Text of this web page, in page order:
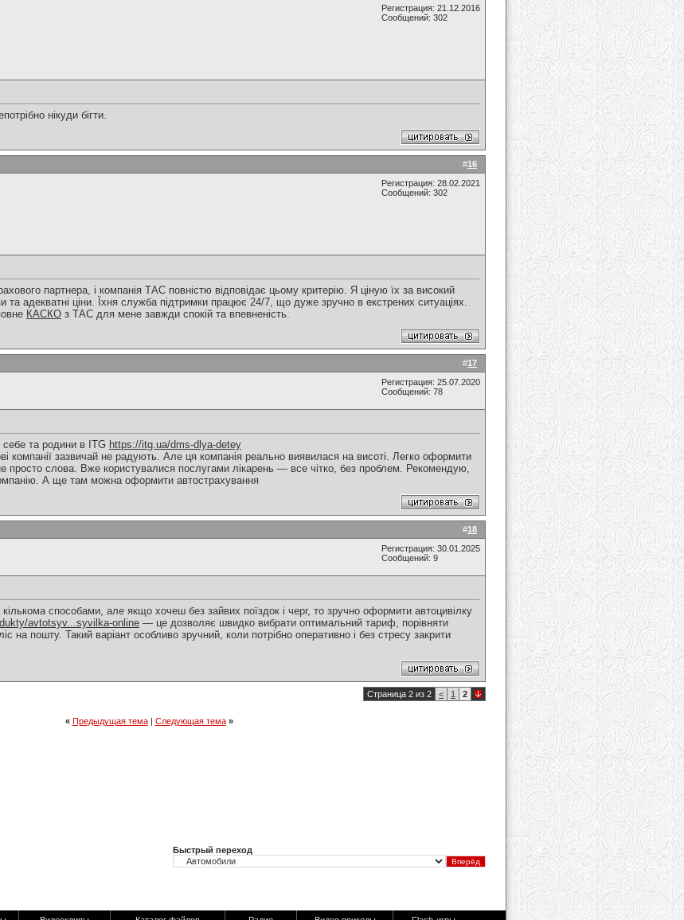
Регистрация: 21.12.2016
Сообщений: 302
нікуди бігти.
#16
Регистрация: 28.02.2021
Сообщений: 302
партнера, і компанія ТАС повністю відповідає цьому критерію. Я ціную їх за високий
та адекватні ціни. Їхня служба підтримки працює 24/7, що дуже зручно в екстрених ситуаціях.
КАСКО з ТАС для мене завжди спокій та впевненість.
#17
Регистрация: 25.07.2020
Сообщений: 78
та родини в ITG https://itg.ua/dms-dlya-detey
компанії зазвичай не радують. Але ця компанія реально виявилася на висоті. Легко оформити
просто слова. Вже користувалися послугами лікарень — все чітко, без проблем. Рекомендую,
А ще там можна оформити автострахування
#18
Регистрация: 30.01.2025
Сообщений: 9
способами, але якщо хочеш без зайвих поїздок і черг, то зручно оформити автоцивілку
avtotsyv...syvilka-online — це дозволяє швидко вибрати оптимальний тариф, порівняти
на пошту. Такий варіант особливо зручний, коли потрібно оперативно і без стресу закрити
Страница 2 из 2 < 1 2
« Предыдущая тема| Следующая тема »
Быстрый переход